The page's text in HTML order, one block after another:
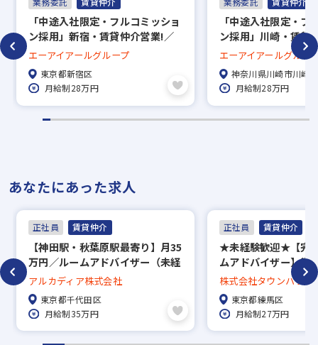
「中途入社限定・フルコミッショ
ン採用」新宿・賃貸仲介営業!／
未経験歓迎!／完全歩合で年収
1,000万可能
エーアイアールグループ
東京都新宿区
月給制28万円
「中途入社限定・フ
ン採用」川崎・賃貸
未経験歓迎!／完全歩
1,000万可能
エーアイアールグルー
神奈川県川崎市川崎区
月給制28万円
あなたにあった求人
正社員 賃貸仲介
【神田駅・秋葉原駅最寄り】月35
万円／ルームアドバイザー（未経
験歓迎！）／完全週休2日＋残業
なし！／歩合最大21％支給／経験
を活かしてキャリアUP！
アルカディア株式会社
東京都千代田区
月給制35万円
正社員 賃貸仲介
★未経験歓迎★【完
ムアドバイザー】賞
回長期休暇あり／約
中から好きな物件に
度、家賃補助50％／
で地域密着！
株式会社タウンハウジ
東京都練馬区
月給制27万円